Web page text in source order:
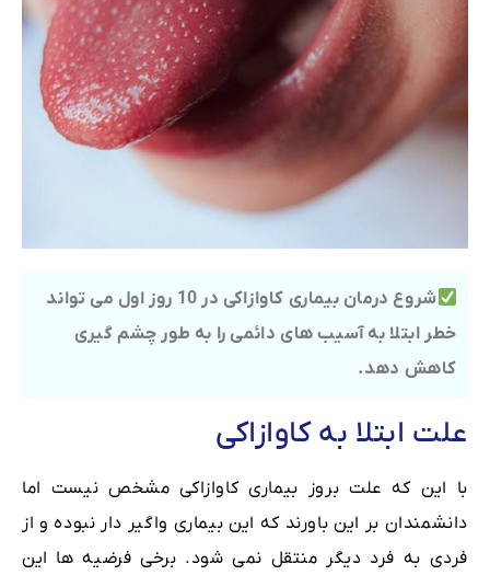
شروع درمان بیماری کاوازاکی در 10 روز اول می تواند
خطر ابتلا به آسیب های دائمی را به طور چشم گیری
کاهش دهد.
علت ابتلا به کاوازاکی
با این که علت بروز بیماری کاوازاکی مشخص نیست اما
دانشمندان بر این باورند که این بیماری واگیر دار نبوده و از
فردی به فرد دیگر منتقل نمی شود. برخی فرضیه ها این